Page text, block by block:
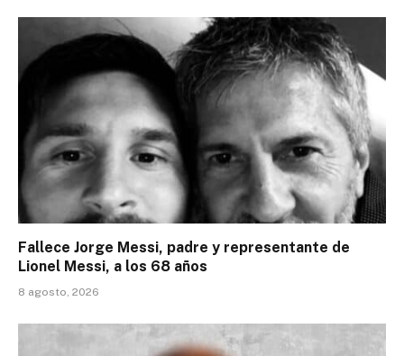
Fallece Jorge Messi, padre y representante de
Lionel Messi, a los 68 años
8 agosto, 2026